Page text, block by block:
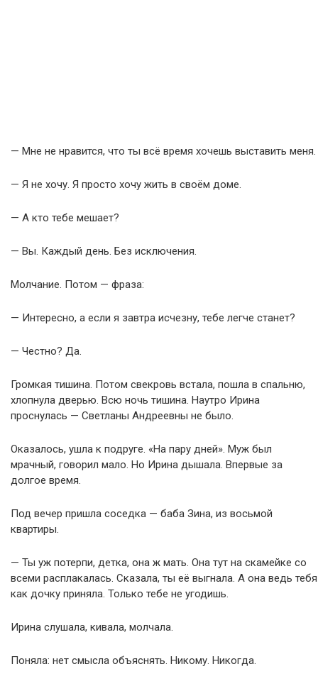
— Мне не нравится, что ты всё время хочешь выставить меня.
— Я не хочу. Я просто хочу жить в своём доме.
— А кто тебе мешает?
— Вы. Каждый день. Без исключения.
Молчание. Потом — фраза:
— Интересно, а если я завтра исчезну, тебе легче станет?
— Честно? Да.
Громкая тишина. Потом свекровь встала, пошла в спальню,
хлопнула дверью. Всю ночь тишина. Наутро Ирина
проснулась — Светланы Андреевны не было.
Оказалось, ушла к подруге. «На пару дней». Муж был
мрачный, говорил мало. Но Ирина дышала. Впервые за
долгое время.
Под вечер пришла соседка — баба Зина, из восьмой
квартиры.
— Ты уж потерпи, детка, она ж мать. Она тут на скамейке со
всеми расплакалась. Сказала, ты её выгнала. А она ведь тебя
как дочку приняла. Только тебе не угодишь.
Ирина слушала, кивала, молчала.
Поняла: нет смысла объяснять. Никому. Никогда.